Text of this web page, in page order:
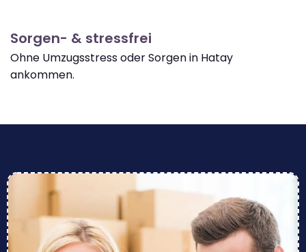
Sorgen- & stressfrei
Ohne Umzugsstress oder Sorgen in Hatay
ankommen.